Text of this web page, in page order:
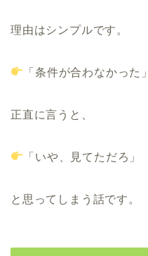
理由はシンプルです。
「条件が合わなかった」
正直に言うと、
「いや、見てただろ」
と思ってしまう話です。